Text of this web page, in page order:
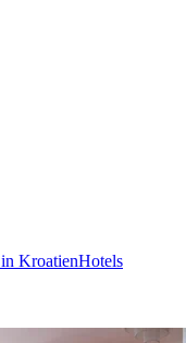
KroatienHotels